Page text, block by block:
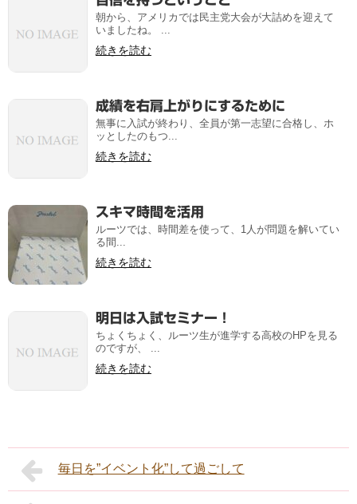
朝から、アメリカでは民主党大会が大詰めを迎えて
いましたね。 ...
続きを読む
成績を右肩上がりにするために
無事に入試が終わり、全員が第一志望に合格し、ホ
ッとしたのもつ...
続きを読む
スキマ時間を活用
ルーツでは、時間差を使って、1人が問題を解いてい
る間...
続きを読む
明日は入試セミナー！
ちょくちょく、ルーツ生が進学する高校のHPを見る
のですが、 ...
続きを読む
毎日を”イベント化”して過ごして